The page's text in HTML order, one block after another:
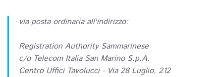
via posta ordinaria all'indirizzo:
Registration Authority Sammarinese
c/o Telecom Italia San Marino S.p.A.
Centro Uffici Tavolucci - Via 28 Luglio, 212